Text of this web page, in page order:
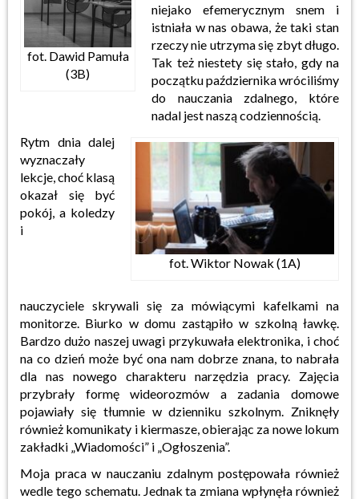
fot. Dawid Pamuła
(3B)
niejako efemerycznym snem i
istniała w nas obawa, że taki stan
rzeczy nie utrzyma się zbyt długo.
Tak też niestety się stało, gdy na
początku października wróciliśmy
do nauczania
zdalnego, które
nadal jest naszą codziennością.
fot. Wiktor Nowak (1A)
Rytm dnia dalej
wyznaczały
lekcje, choć klasą
okazał się być
pokój, a koledzy
i
nauczyciele skrywali się za mówiącymi kafelkami na
monitorze. Biurko w domu zastąpiło w szkolną ławkę.
Bardzo dużo naszej uwagi przykuwała elektronika, i choć
na co dzień może być ona nam dobrze znana, to nabrała
dla nas nowego charakteru narzędzia pracy. Zajęcia
przybrały formęwideorozmów a zadania
domowe
pojawiały się tłumnie w dzienniku szkolnym. Zniknęły
również komunikaty i kiermasze,obierając za nowe lokum
zakładki „Wiadomości” i „Ogłoszenia”.
Moja praca w nauczaniu zdalnym postępowała również
wedle tego schematu. Jednak ta zmiana wpłynęła również